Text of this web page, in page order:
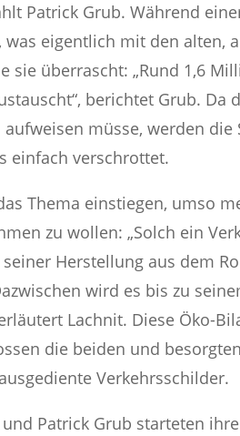
Patrick Grub. Während
was eigentlich mit den alten,
sie überrascht: „Rund 1,6
berichtet Grub.
aufweisen müsse, werden
einfach verschrottet.
Thema einstiegen, umso
zu wollen: „Solch ein
Herstellung aus dem
wird es bis zu
Lachnit. Diese Öko-
die beiden und
Verkehrsschilder.
Patrick Grub starteten